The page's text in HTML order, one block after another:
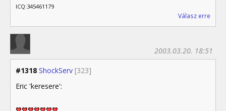
ICQ:345461179
Válasz erre
#1318 ShockServ [323]
2003.03.20. 18:51
Eric 'keresere':